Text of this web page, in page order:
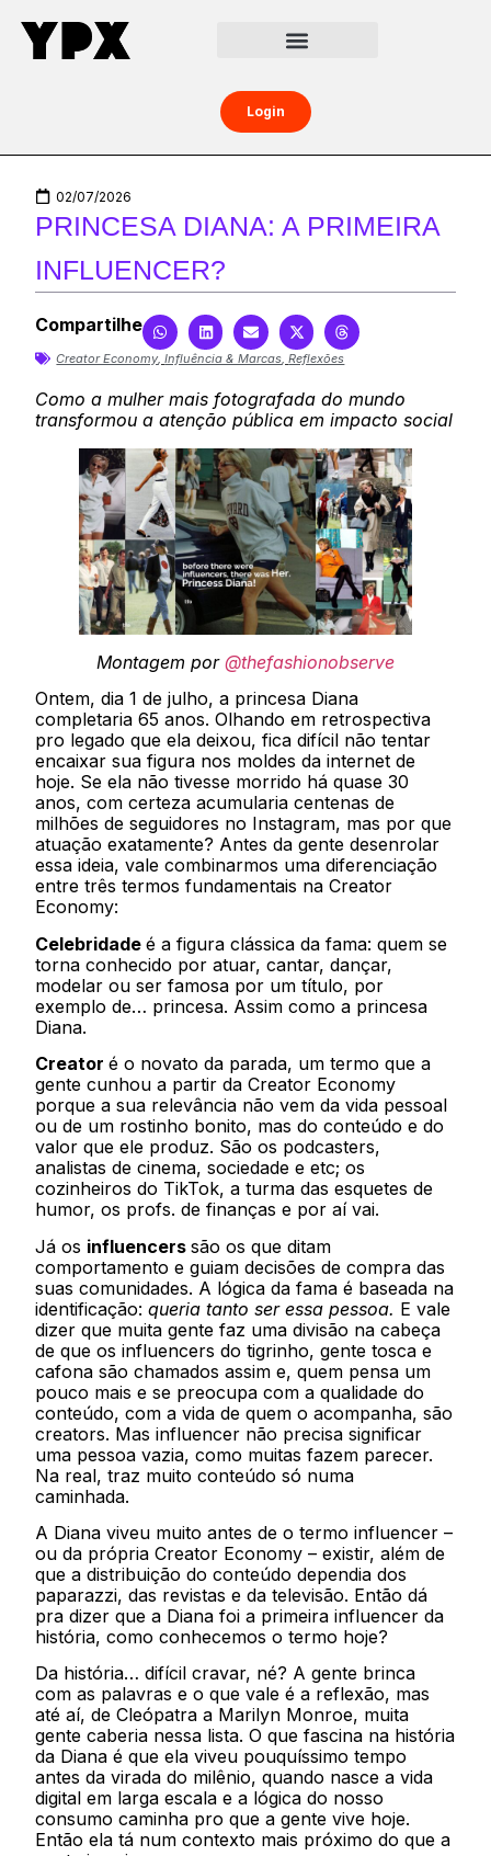
Login
02/07/2026
PRINCESA DIANA: A PRIMEIRA
INFLUENCER?
Compartilhe
Creator Economy ,Influência & Marcas ,Reflexões
Como a mulher mais fotografada do mundo
transformou a atenção pública em impacto social
Montagem por @thefashionobserve
Ontem, dia 1 de julho, a princesa Diana
completaria 65 anos. Olhando em retrospectiva
pro legado que ela deixou, fica difícil não tentar
encaixar sua figura nos moldes da internet de
hoje. Se ela não tivesse morrido há quase 30
anos, com certeza acumularia centenas de
milhões de seguidores no Instagram, mas por que
atuação exatamente? Antes da gente desenrolar
essa ideia, vale combinarmos uma diferenciação
entre três termos fundamentais na Creator
Economy:
Celebridadeé a figura clássica da fama: quem se
torna conhecido por atuar, cantar, dançar,
modelar ou ser famosa por um título, por
exemplo de… princesa. Assim como a princesa
Diana.
Creatoré o novato da parada, um termo que a
gente cunhou a partir da Creator Economy
porque a sua relevância não vem da vida pessoal
ou de um rostinho bonito, mas do conteúdo e do
valor que ele produz. São os podcasters,
analistas de cinema, sociedade e etc; os
cozinheiros do TikTok, a turma das esquetes de
humor, os profs. de finanças e por aí vai.
Já os influencerssão os que ditam
comportamento e guiam decisões de compra das
suas comunidades. A lógica da fama é baseada na
identificação:queria tanto ser essa pessoa. E vale
dizer que muita gente faz uma divisão na cabeça
de que os influencers do tigrinho, gente tosca e
cafona são chamados assim e, quem pensa um
pouco mais e se preocupa com a qualidade do
conteúdo, com a vida de quem o acompanha, são
creators. Mas influencer não precisa significar
uma pessoa vazia, como muitas fazem parecer.
Na real, traz muito conteúdo só numa
caminhada.
A Diana viveu muito antes de o termo influencer –
ou da própria Creator Economy – existir, além de
que a distribuição do conteúdo dependia dos
paparazzi, das revistas e da televisão. Então dá
pra dizer que a Diana foi a primeira influencer da
história, como conhecemos o termo hoje?
Da história… difícil cravar, né? A gente brinca
com as palavras e o que vale é a reflexão, mas
até aí, de Cleópatra a Marilyn Monroe, muita
gente caberia nessa lista. O que fascina na história
da Diana é que ela viveu pouquíssimo tempo
antes da virada do milênio, quando nasce a vida
digital em larga escala e a lógica do nosso
consumo caminha pro que a gente vive hoje.
Então ela tá num contexto mais próximo do que a